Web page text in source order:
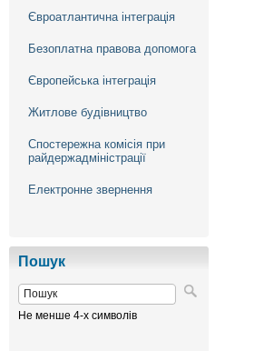
Євроатлантична інтеграція
Безоплатна правова допомога
Європейська інтеграція
Житлове будівництво
Спостережна комісія при
райдержадміністрації
Електронне звернення
Пошук
Не менше 4-х символів